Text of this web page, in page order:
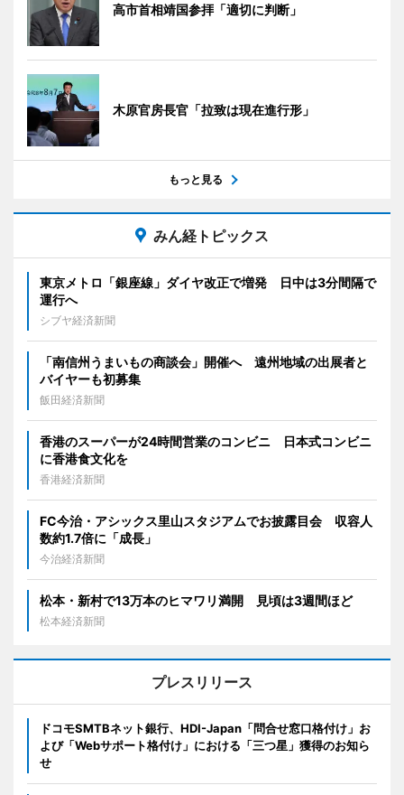
高市首相靖国参拝「適切に判断」
木原官房長官「拉致は現在進行形」
もっと見る
みん経トピックス
東京メトロ「銀座線」ダイヤ改正で増発 日中は3分間隔で
運行へ
シブヤ経済新聞
「南信州うまいもの商談会」開催へ 遠州地域の出展者と
バイヤーも初募集
飯田経済新聞
香港のスーパーが24時間営業のコンビニ 日本式コンビニ
に香港食文化を
香港経済新聞
FC今治・アシックス里山スタジアムでお披露目会 収容人
数約1.7倍に「成長」
今治経済新聞
松本・新村で13万本のヒマワリ満開 見頃は3週間ほど
松本経済新聞
プレスリリース
ドコモSMTBネット銀行、HDI-Japan「問合せ窓口格付け」お
よび「Webサポート格付け」における「三つ星」獲得のお知ら
せ